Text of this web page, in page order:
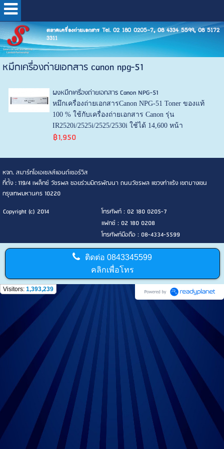
ตลาดเครื่องถ่ายเอกสาร Tel. 02 180 0205-7, 08 4334 5599, 08 5172
3311
หมึกเครื่องถ่ายเอกสาร canon npg-51
ผงหมึกเครื่องถ่ายเอกสาร Canon NPG-51
หมึกเครื่องถ่ายเอกสารCanon NPG-51 Toner ของแท้
100 % ใช้กับเครื่องถ่ายเอกสาร Canon รุ่น
IR2520i/2525i/2525/2530i ใช้ได้ 14,600 หน้า
฿1,950
หจก. สมาร์ทโอเอเซลส์แอนด์เซอร์วิส
ที่ตั้ง : 119/4 เพล็กซ์ วัชรพล ซอยร่วมมิตรพัฒนา ถนนวัชรพล แขวงท่าแร้ง เขตบางเขน
กรุงเทพมหานคร 10220
Copyright (c) 2014
โทรศัพท์ : 02 180 0205-7
แฟกซ์ : 02 180 0208
โทรศัพท์มือถือ : 08-4334-5599
ติดต่อ0843345599
คลิกเพื่อโทร
Visitors: 1,393,239